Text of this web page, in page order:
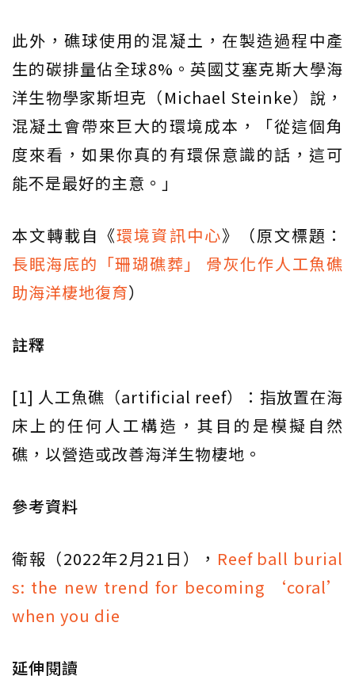
此外，礁球使用的混凝土，在製造過程中產
生的碳排量佔全球8%。英國艾塞克斯大學海
洋生物學家斯坦克（Michael Steinke）說，
混凝土會帶來巨大的環境成本，「從這個角
度來看，如果你真的有環保意識的話，這可
能不是最好的主意。」
本文轉載自《環境資訊中心》（原文標題：
長眠海底的「珊瑚礁葬」 骨灰化作人工魚礁
助海洋棲地復育）
註釋
[1] 人工魚礁（artificial reef）：指放置在海
床上的任何人工構造，其目的是模擬自然
礁，以營造或改善海洋生物棲地。
參考資料
衛報（2022年2月21日）， Reef ball burial
s: the new trend for becoming ‘coral’
when you die
延伸閱讀